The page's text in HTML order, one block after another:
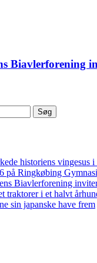
Biavlerforening
historiens vingesus i
på Ringkøbing
Biavlerforening
traktorer i et halvt
sin japanske have frem